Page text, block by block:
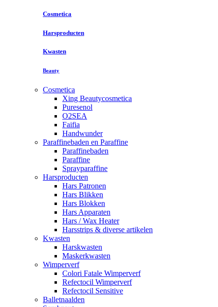
Cosmetica
Harsproducten
Kwasten
Beauty
Cosmetica
Xing Beautycosmetica
Puresenol
O2SEA
Faifia
Handwunder
Paraffinebaden en Paraffine
Paraffinebaden
Paraffine
Sprayparaffine
Harsproducten
Hars Patronen
Hars Blikken
Hars Blokken
Hars Apparaten
Hars / Wax Heater
Harsstrips & diverse artikelen
Kwasten
Harskwasten
Maskerkwasten
Wimperverf
Colori Fatale Wimperverf
Refectocil Wimperverf
Refectocil Sensitive
Balletnaalden